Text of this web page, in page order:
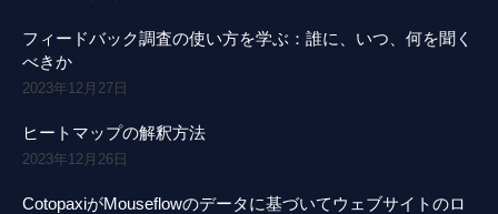
フィードバック調査の使い方を学ぶ：誰に、いつ、何を聞く
べきか
2023年12月27日
ヒートマップの解釈方法
2023年12月26日
CotopaxiがMouseflowのデータに基づいてウェブサイトのロ